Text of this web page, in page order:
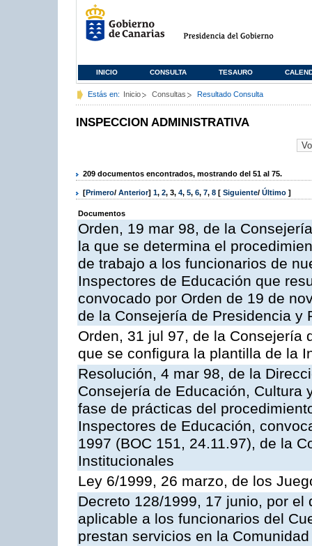
INICIO CONSULTA TESAURO
Estás en: Inicio Consultas Resultado Consulta
INSPECCION ADMINISTRATIVA
209 documentos encontrados, mostrando del 51 al 75.
[Primero/ Anterior] 1, 2, 3, 4, 5, 6, 7, 8 [ Siguiente/ Último ]
Documentos
Orden, 19 mar 98, de la
la que se determina el
de trabajo a los funcionarios de
Inspectores de Educación que
convocado por Orden de 19 de
de la Consejería de Presidencia y
Orden, 31 jul 97, de la Consejería
que se configura la plantilla de la
Resolución, 4 mar 98, de la
Consejería de Educación, Cultura
fase de prácticas del
Inspectores de Educación,
1997 (BOC 151, 24.11.97), de la
Institucionales
Ley 6/1999, 26 marzo, de los
Decreto 128/1999, 17 junio, por
aplicable a los funcionarios del
prestan servicios en la